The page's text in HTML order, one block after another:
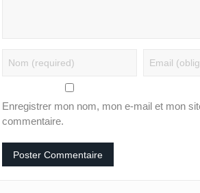
Enregistrer mon nom, mon e-mail et mon
commentaire.
qualifiée pour les